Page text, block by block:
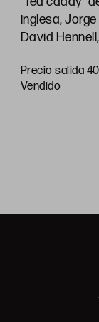
inglesa,
David
Precio salida
vendido